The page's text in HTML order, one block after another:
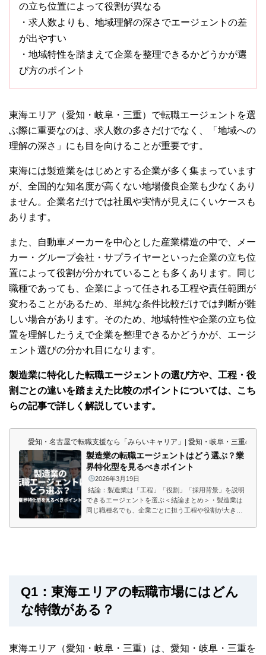
の立ち位置によって役割が異なる
・求人数よりも、地域理解の深さでエージェントの差
が出やすい
・地域特性を踏まえて企業を整理できるかどうかが選
び方のポイント
東海エリア （愛知・岐阜・三重） で転職エージェントを選
ぶ際に重要なのは、求人数の多さだけでなく、「地域への
理解の深さ」にも目を向けることが重要です。
東海には製造業をはじめとする企業が多く集まっています
が、全国的な知名度が高くない地場優良企業も少なくあり
ません。企業名だけでは社風や実情が見えにくいケースも
あります。
また、自動車メーカーを中心とした産業構造の中で、メー
カー・グループ会社・サプライヤーといった企業の立ち位
置によって役割が分かれていることも多くあります。同じ
職種であっても、企業によって任される工程や責任範囲が
変わることがあるため、単純な条件比較だけでは判断が難
しい場合があります。そのため、地域特性や企業の立ち位
置を理解したうえで企業を整理できるかどうかが、エージ
ェント選びの分かれ目になります。
製造業に特化した転職エージェントの選び方や、工程・役
割ごとの違いを踏まえた比較のポイントについては、こち
らの記事で詳しく解説しています。
愛知・名古屋で転職支援なら「みらいキャリア」| 愛知・岐阜・三重の東
製造業の転職エージェントはどう選ぶ？業
界特化型を見るべきポイント
2026年3月19日
結論：製造業は「工程」「役割」「採用背景」を説明
できるエージェントを選ぶ＜結論まとめ＞・製造業は
同じ職種名でも、企業ごとに担う工程や役割が大きく
れる視点が変わる・量産安定か開発寄りかで、求めら
か。本当に...
Q1：東海エリアの転職市場にはどん
な特徴がある？
東海エリア （愛知・岐阜・三重） は、愛知・岐阜・三重を